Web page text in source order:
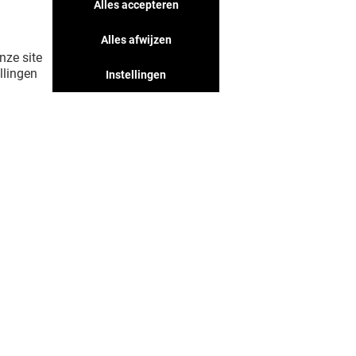
jij vast leuk vindt, mis ze niet!
LAAT MIJ MEER ZIEN! (11)
site
Alles accepteren
Alles afwijzen
Instellingen